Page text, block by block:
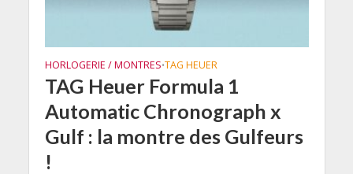
HORLOGERIE / MONTRES•TAG HEUER
TAG Heuer Formula 1
Automatic Chronograph x
Gulf : la montre des Gulfeurs
!